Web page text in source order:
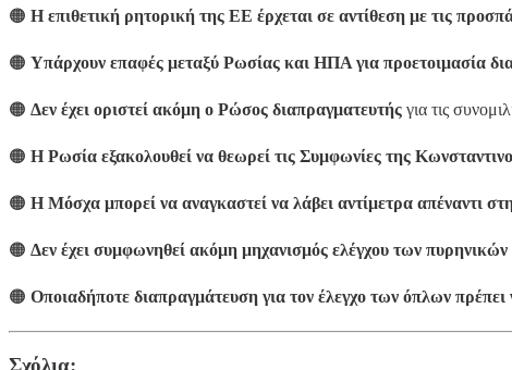
🟠 Η επιθετική ρητορική της ΕΕ έρχεται σε αντίθεση με τις
🟠 Υπάρχουν επαφές μεταξύ Ρωσίας και ΗΠΑ για προετοιμασία
🟠 Δεν έχει οριστεί ακόμη ο Ρώσος διαπραγματευτής για τις
🟠 Η Ρωσία εξακολουθεί να θεωρεί τις Συμφωνίες της
🟠 Η Μόσχα μπορεί να αναγκαστεί να λάβει αντίμετρα απέναντι
🟠 Δεν έχει συμφωνηθεί ακόμη μηχανισμός ελέγχου των
🟠 Οποιαδήποτε διαπραγμάτευση για τον έλεγχο των όπλων
Σχόλια: